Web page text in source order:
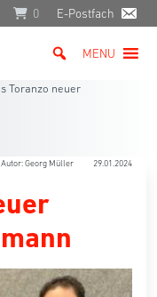
0 E-Postfach
MENU
Toranzo neuer
Autor: Georg Müller 29.01.2024